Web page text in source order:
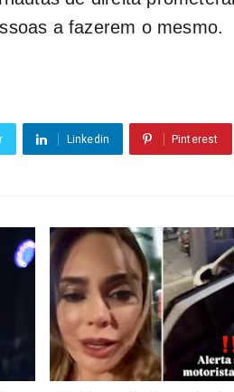
a fazerem o mesmo.
Linkedin Pinterest